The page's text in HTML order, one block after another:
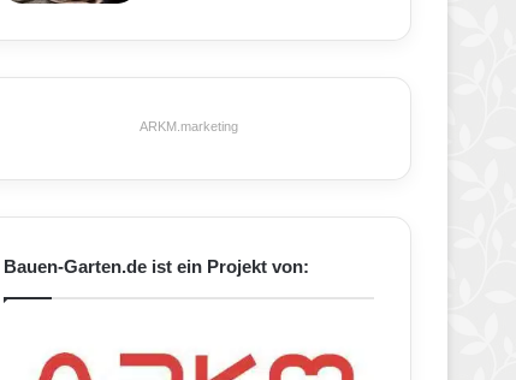
ARKM.marketing
Bauen-Garten.de ist ein Projekt von: